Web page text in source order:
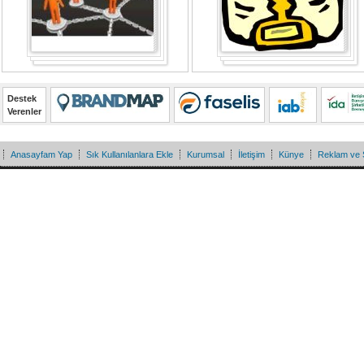
Destek
Verenler
Anasayfam Yap Sık Kullanılanlara Ekle Kurumsal İletişim Künye Reklam ve